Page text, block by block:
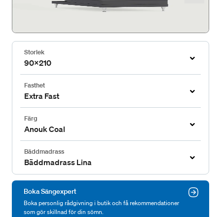
Storlek
90x210
Fasthet
Extra Fast
Färg
Anouk Coal
Bäddmadrass
Bäddmadrass Lina
Boka Sängexpert
Boka personlig rådgivning i butik och få rekommendationer
som gör skillnad för din sömn.